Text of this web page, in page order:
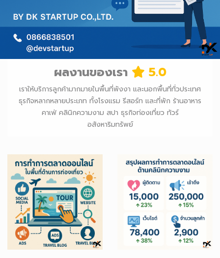
ผลงานของเรา 5.0
เราให้บริการลูกค้ามากมายในพื้นที่พังงา และนอกพื้นที่ทั่วประเทศ
ธุรกิจหลากหลายประเภท ทั้งโรงแรม รีสอร์ท และที่พัก ร้านอาหาร
คาเฟ่ คลินิกความงาม สปา ธุรกิจท่องเที่ยว ทัวร์
อสังหาริมทรัพย์